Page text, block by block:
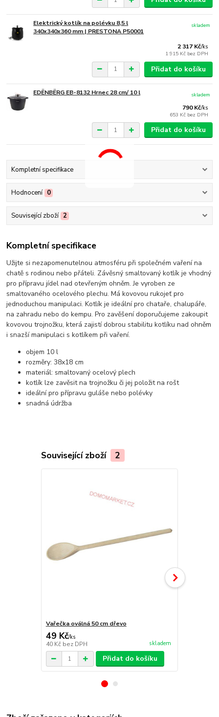
Elektrický kotlík na polévku 8,5 l
340x340x360 mm | PRESTONA P50001
2 317 Kč/ks
1 915 Kč bez DPH
skladem
Přidat do košíku
EDËNBËRG EB-8132 Hrnec 28 cm/ 10 l
790 Kč/ks
653 Kč bez DPH
skladem
Přidat do košíku
Kompletní specifikace
Hodnocení 0
Související zboží 2
Kompletní specifikace
Užijte si nezapomenutelnou atmosféru při společném vaření na
chatě s rodinou nebo přáteli. Závěsný smaltovaný kotlík je vhodný
pro přípravu jídel nad otevřeným ohněm. Je vyroben ze
smaltovaného ocelového plechu. Má kovovou rukojeť pro
jednoduchou manipulaci. Kotlík je ideální pro chataře, chalupáře,
na zahradu nebo do kempu. Pro zavěšení doporučujeme zakoupit
kovovou trojnožku, která zajistí dobrou stabilitu kotlíku nad ohněm
i snazší manipulaci s kotlíkem při vaření.
objem 10 l
rozměry: 38x18 cm
materiál: smaltovaný ocelový plech
kotlík lze zavěsit na trojnožku či jej položit na rošt
ideální pro přípravu guláše nebo polévky
snadná údržba
Související zboží 2
Vařečka oválná 50 cm dřevo
49 Kč/ks
40 Kč bez DPH skladem
Přidat do košíku